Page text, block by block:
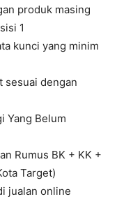
produk masing
1
kunci yang minim
sesuai dengan
Yang Belum
Rumus BK + KK +
Target)
jualan online